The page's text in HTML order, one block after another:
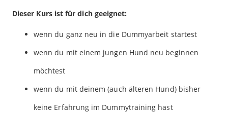
Dieser Kurs ist für dich geeignet:
wenn du ganz neu in die Dummyarbeit startest
wenn du mit einem jungen Hund neu beginnen
möchtest
wenn du mit deinem (auch älteren Hund) bisher
keine Erfahrung im Dummytraining hast